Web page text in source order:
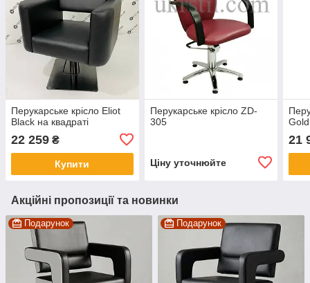
Перукарське крісло Eliot
Black на квадраті
22 259 ₴
Купити
Перукарське крісло ZD-
305
Ціну уточнюйте
Gold
21
Акційні пропозиції та новинки
Подарунок Подарунок